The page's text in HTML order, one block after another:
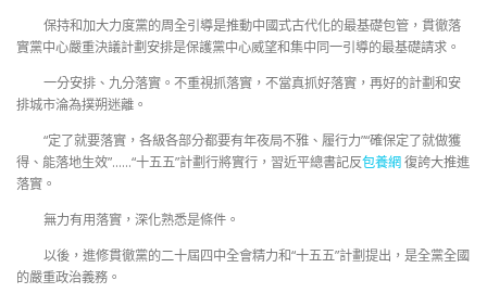
保持和加大力度黨的周全引導是推動中國式古代化的最基礎包管，貫徹落
實黨中心嚴重決議計劃安排是保護黨中心威望和集中同一引導的最基礎請求。
一分安排、九分落實。不重視抓落實，不當真抓好落實，再好的計劃和安
排城市淪為撲朔迷離。
“定了就要落實，各級各部分都要有年夜局不雅、履行力”“確保定了就做獲
得、能落地生效”……“十五五”計劃行將實行，習近平總書記反包養網復誇大推進
落實。
無力有用落實，深化熟悉是條件。
以後，進修貫徹黨的二十屆四中全會精力和“十五五”計劃提出，是全黨全國
的嚴重政治義務。